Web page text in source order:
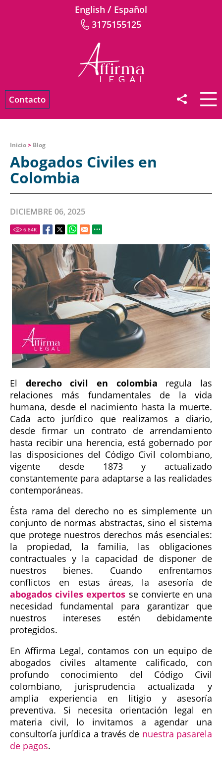
English / Español
3175155125
Contacto
Inicio> Blog
Abogados Civiles en
Colombia
DICIEMBRE 06, 2025
6.84K
El derecho civil en colombia regula las
relaciones más fundamentales de la vida
humana, desde el nacimiento hasta la muerte.
Cada acto jurídico que realizamos a diario,
desde firmar un contrato de arrendamiento
hasta recibir una herencia, está gobernado por
las disposiciones del Código Civil colombiano,
vigente desde 1873 y actualizado
constantemente para adaptarse a las realidades
contemporáneas.
Ésta rama del derecho no es simplemente un
conjunto de normas abstractas, sino el sistema
que protege nuestros derechos más esenciales:
la propiedad, la familia, las obligaciones
contractuales y la capacidad de disponer de
nuestros bienes. Cuando enfrentamos
conflictos en estas áreas, la asesoría de
abogados civiles expertos se convierte en una
necesidad fundamental para garantizar que
nuestros intereses estén debidamente
protegidos.
En Affirma Legal, contamos con un equipo de
abogados civiles altamente calificado, con
profundo conocimiento del Código Civil
colombiano, jurisprudencia actualizada y
amplia experiencia en litigio y asesoría
preventiva. Si necesita orientación legal en
materia civil, lo invitamos a agendar una
consultoría jurídica a través de nuestra pasarela
de pagos.